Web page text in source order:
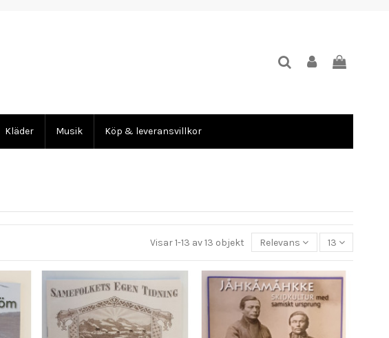
Kläder Musik Köp & leveransvillkor
Visar 1-13 av 13 objekt Relevans 13